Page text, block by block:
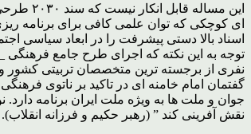
این
ای کوچکی که توان علمی کافی برای برنامه
اسناد بالا دستی پیشرفت را در ابعاد سیاسی
نفری از برجسته ترین متخصصان تربیتی
گفتمان امام خامنه ای در تاکید بر ناتوی
جوان و ملت ها به ویژه ملت ایران برنامه
نقش آفرینی کند ” (رهبر حکیم و فرزانه انقلاب).